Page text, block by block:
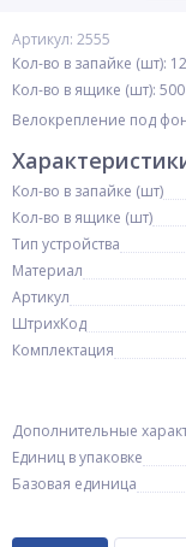
Артикул: 2555
Кол-во в запайке (шт):
Кол-во в ящике (шт): 500
Велокрепление под
Кол-во в запайке (шт)
Кол-во в ящике (шт)
Тип устройства
Материал
Артикул
ШтрихКод
Комплектация
Дополнительные
Единиц в упаковке
Базовая единица